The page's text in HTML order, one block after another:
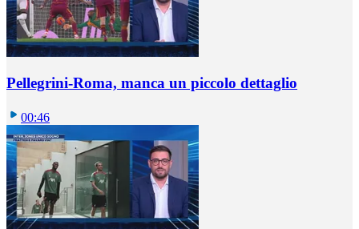
Pellegrini-Roma, manca un piccolo dettaglio
00:46